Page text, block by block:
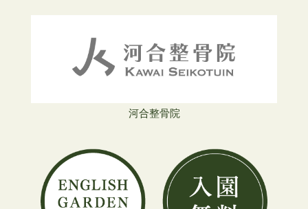
河合整骨院